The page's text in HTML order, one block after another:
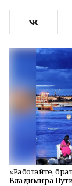
«Работайте,
Владимира